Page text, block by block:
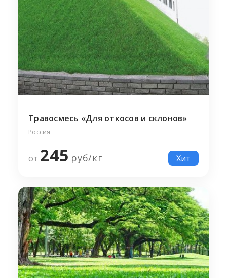
Травосмесь «Для откосов и склонов»
Россия
от 245 руб/кг Хит